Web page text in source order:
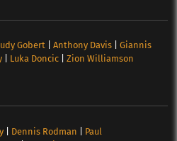
Gobert| Anthony Davis| Giannis
| Luka Doncic| Zion Williamson
| Dennis Rodman
Paul